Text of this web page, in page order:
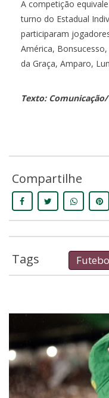
A competição
turno do Estadual
participaram
América,
da Graça, Amparo,
Texto: Comunicação/
Compartilhe
Tags